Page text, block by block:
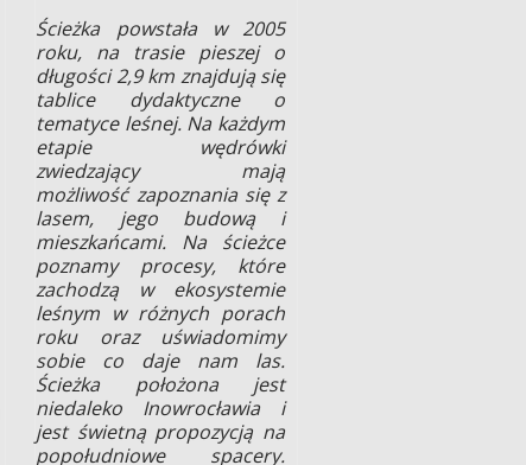
Ścieżka powstała w 2005
roku, na trasie pieszej o
długości 2,9 km znajdują się
tablice dydaktyczne o
tematyce leśnej. Na każdym
etapie wędrówki
zwiedzający mają
możliwość zapoznania się z
lasem, jego budową i
mieszkańcami. Na ścieżce
poznamy procesy, które
zachodzą w ekosystemie
leśnym w różnych porach
roku oraz uświadomimy
sobie co daje nam las.
Ścieżka położona jest
niedaleko Inowrocławia i
jest świetną propozycją na
popołudniowe spacery.